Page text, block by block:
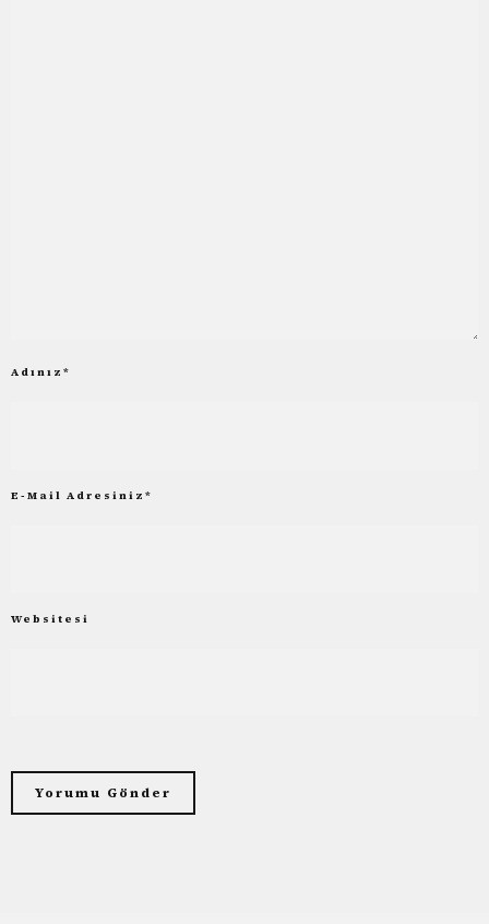
Adınız *
E-Mail Adresiniz *
Websitesi